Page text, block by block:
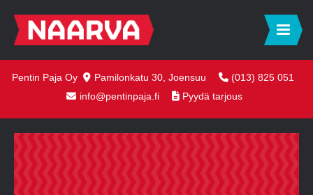
Pentin Paja Oy Pamilonkatu 30, Joensuu
(013) 825 051
info@pentinpaja.fi
Pyydä tarjous